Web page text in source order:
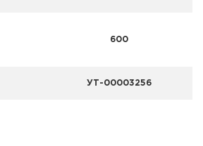
600
УТ-00003256